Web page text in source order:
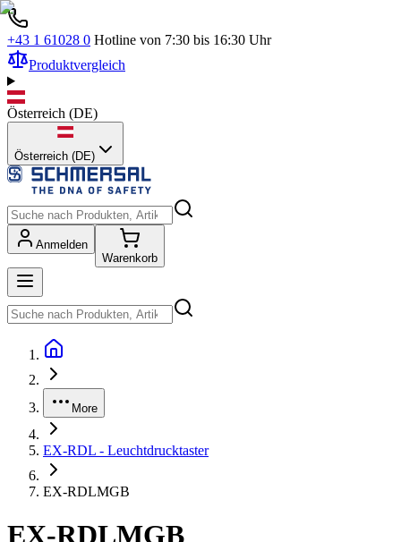
+43 1 61028 0 Hotline von 7:30 bis 16:30 Uhr
Produktvergleich
Österreich (DE)
Österreich (DE)
Anmelden
Warenkorb
More
EX-RDL - Leuchtdrucktaster
EX-RDLMGB
EX-RDLMGB